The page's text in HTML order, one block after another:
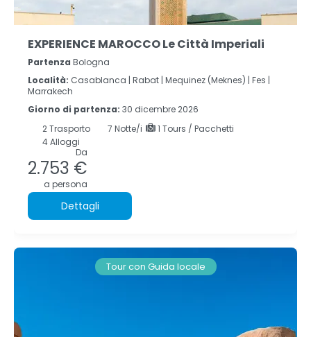
EXPERIENCE MAROCCO Le Città Imperiali
Partenza Bologna
Località: Casablanca | Rabat | Mequinez (Meknes) | Fes |
Marrakech
Giorno di partenza: 30 dicembre 2026
2Trasporto 7 Notte/i
1 Tours / Pacchetti
4 Alloggi
Da
2.753 €
a persona
Dettagli
Tour con Guida locale